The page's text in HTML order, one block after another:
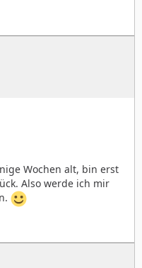
Wochen alt, bin erst
Also werde ich mir